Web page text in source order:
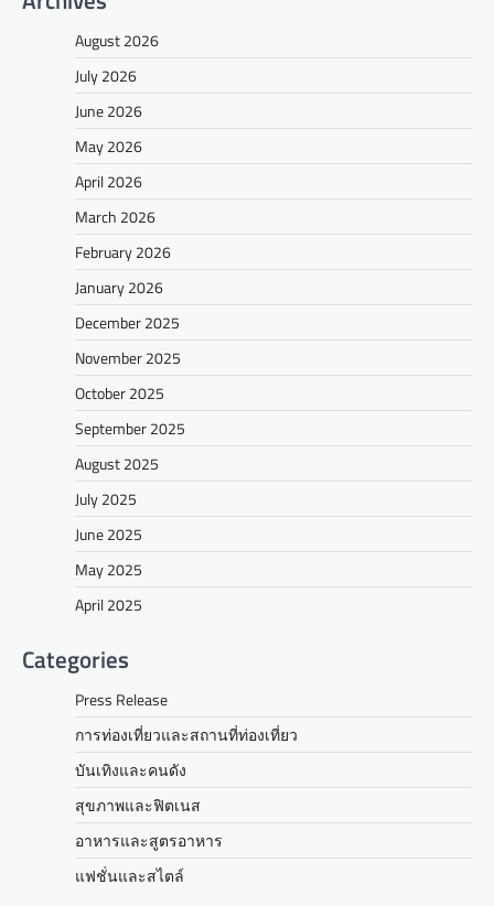
August 2026
July 2026
June 2026
May 2026
April 2026
March 2026
February 2026
January 2026
December 2025
November 2025
October 2025
September 2025
August 2025
July 2025
June 2025
May 2025
April 2025
Categories
Press Release
การท่องเที่ยวและสถานที่ท่องเที่ยว
บันเทิงและคนดัง
สุขภาพและฟิตเนส
อาหารและสูตรอาหาร
แฟชั่นและสไตล์